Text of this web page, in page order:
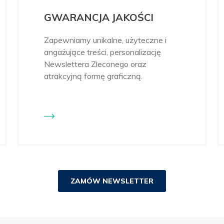
GWARANCJA JAKOŚCI
Zapewniamy unikalne, użyteczne i
angażujące treści, personalizację
Newslettera Zleconego oraz
atrakcyjną formę graficzną.
ZAMÓW NEWSLETTER